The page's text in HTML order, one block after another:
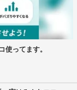
ってます。